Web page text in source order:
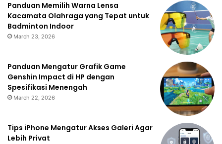
Panduan Memilih Warna Lensa
Kacamata Olahraga yang Tepat untuk
Badminton Indoor
March 23, 2026
Panduan Mengatur Grafik Game
Genshin Impact di HP dengan
Spesifikasi Menengah
March 22, 2026
Tips iPhone Mengatur Akses Galeri Agar
Lebih Privat